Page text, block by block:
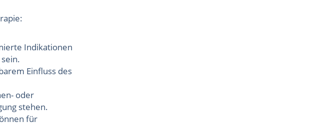
Indikationen
Einfluss des
oder
stehen.
für